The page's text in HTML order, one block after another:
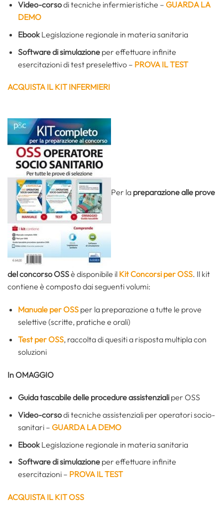
Video-corsodi tecniche infermieristiche – GUARDA LA
DEMO
EbookLegislazione regionale in materia sanitaria
Software di simulazioneper effettuare infinite
esercitazioni di test preselettivo – PROVA IL TEST
ACQUISTA IL KIT INFERMIERI
Per la preparazione alle prove
del concorso OSSè disponibile il Kit Concorsi per OSS. Il kit
contiene è composto dai seguenti volumi:
Manuale per OSS per la preparazione a tutte le prove
selettive (scritte, pratiche e orali)
Test per OSS, raccolta di quesiti a risposta multipla con
soluzioni
In OMAGGIO
Guida tascabile delle procedure assistenziali per OSS
Video-corsodi tecniche assistenziali per operatori socio-
sanitari – GUARDA LA DEMO
Ebook Legislazione regionale in materia sanitaria
Software di simulazioneper effettuare infinite
esercitazioni – PROVA IL TEST
ACQUISTA IL KIT OSS